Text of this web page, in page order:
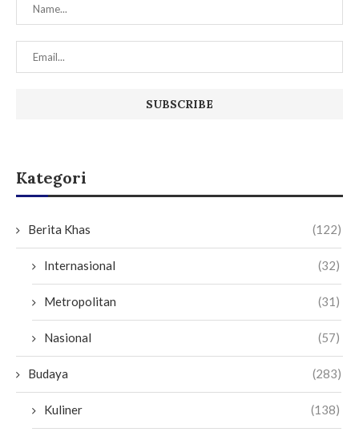
Kategori
Berita Khas (122)
Internasional (32)
Metropolitan (31)
Nasional (57)
Budaya (283)
Kuliner (138)